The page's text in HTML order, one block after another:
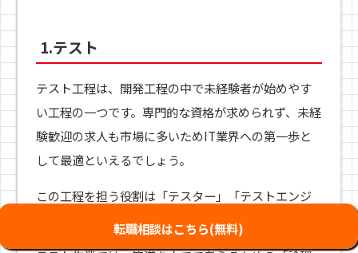
1.テスト
テスト工程は、開発工程の中で未経験者が始めやす
い工程の一つです。専門的な資格が求められず、未経
験歓迎の求人も市場に多いためIT業界への第一歩と
して最適といえるでしょう。
この工程を担う役割は「テスター」「テストエンジ
ニア」「デバッカー」等の職種名で募集されます。
転職相談はこちら(無料)